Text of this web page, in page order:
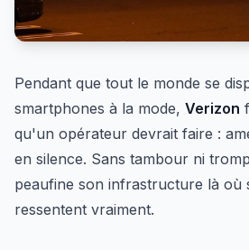
Pendant que tout le monde se
smartphones à la mode, Verizon
qu'un opérateur devrait faire :
en silence. Sans tambour ni
peaufine son infrastructure là où
ressentent vraiment.